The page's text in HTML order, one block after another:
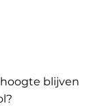
blijven